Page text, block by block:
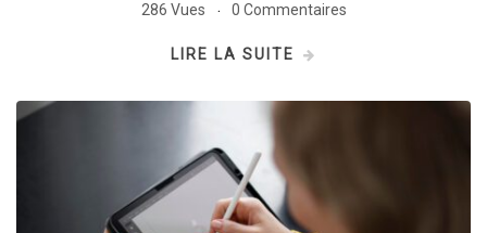
286 Vues 0 Commentaires
LIRE LA SUITE